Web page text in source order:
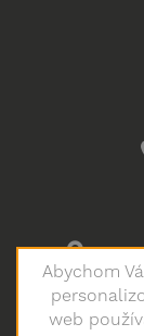
Abychom
web